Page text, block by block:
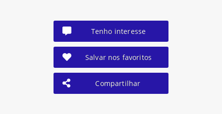
Tenho interesse
Salvar nos favoritos
Compartilhar